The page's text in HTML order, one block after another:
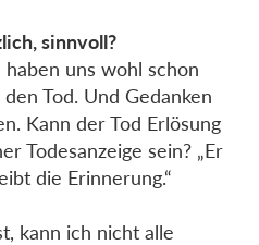
sinnvoll?
uns wohl schon
Tod. Und Gedanken
Kann der Tod Erlösung
Todesanzeige sein? „Er
die Erinnerung.“
kann ich nicht alle